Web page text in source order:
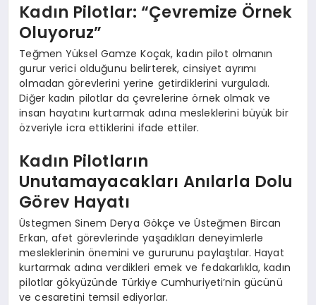
Kadın Pilotlar: “Çevremize Örnek
Oluyoruz”
Teğmen Yüksel Gamze Koçak, kadın pilot olmanın
gurur verici olduğunu belirterek, cinsiyet ayrımı
olmadan görevlerini yerine getirdiklerini vurguladı.
Diğer kadın pilotlar da çevrelerine örnek olmak ve
insan hayatını kurtarmak adına mesleklerini büyük bir
özveriyle icra ettiklerini ifade ettiler.
Kadın Pilotların
Unutamayacakları Anılarla Dolu
Görev Hayatı
Üstegmen Sinem Derya Gökçe ve Üsteğmen Bircan
Erkan, afet görevlerinde yaşadıkları deneyimlerle
mesleklerinin önemini ve gururunu paylaştılar. Hayat
kurtarmak adına verdikleri emek ve fedakarlıkla, kadın
pilotlar gökyüzünde Türkiye Cumhuriyeti’nin gücünü
ve cesaretini temsil ediyorlar.